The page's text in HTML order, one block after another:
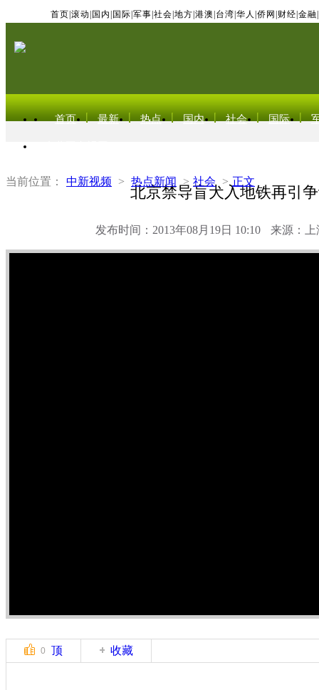
首页 滚动 国内 国际 军事 社会 地方 港澳 台湾 华人 侨网 财经 金融
首页 最新 热点 国内 社会 国际
当前位置： 中新视频 > 热点新闻 > 社会 > 正文
北京禁导盲犬入地铁再引
发布时间：2013年08月19日 10:10 来源：上
0 顶 收藏